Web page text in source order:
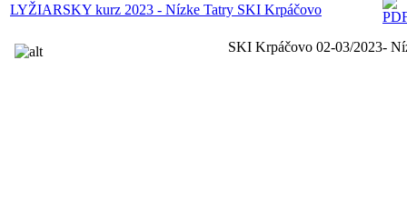
LYŽIARSKY kurz 2023 - Nízke Tatry SKI Krpáčovo
SKI Krpáčovo 02-03/2023-